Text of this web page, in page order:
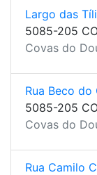
Largo das
5085-205
Covas do
Rua Beco do
5085-205
Covas do
Rua Camilo